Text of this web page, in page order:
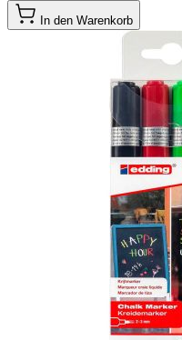
In den Warenkorb